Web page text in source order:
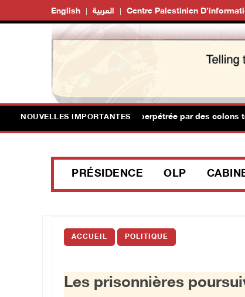
English العربية Centre Palestinien
NOUVELLES IMPORTANTES
blessés lors d'une attaque perpétrée par des colons
PRÉSIDENCE OLP
ACCUEIL POLITIQUE
Les prisonnières